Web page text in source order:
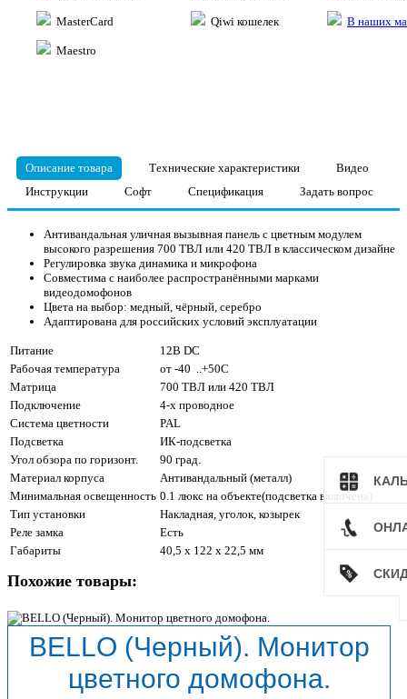
MasterCard
Maestro
Qiwi кошелек В наших
Описание товара Технические характеристики
Видео
Инструкции
Софт Спецификация Задать вопрос
Антивандальная уличная вызывная панель с цветным модулем
высокого разрешения 700 ТВЛ или 420 ТВЛ в классическом дизайне
Регулировка звука динамика и микрофона
Совместима с наиболее распространёнными марками
видеодомофонов
Цвета на выбор: медный, чёрный, серебро
Адаптирована для российских условий эксплуатации
Питание
12В DC
Рабочая температура
от -40 ..+50С
Матрица
700 ТВЛ или 420 ТВЛ
Подключение
4-х проводное
Система цветности
PAL
Подсветка
ИК-подсветка
Угол обзора по горизонт.
90 град.
Материал корпуса
Антивандальный (металл)
Минимальная освещенность 0.1 люкс на объекте(подсветка включена)
Тип установки
Накладная, уголок, козырек
Реле замка
Есть
Габариты
40,5 x 122 x 22,5 мм
Похожие товары:
BELLO (Черный). Монитор
цветного домофона.